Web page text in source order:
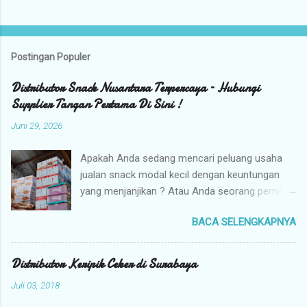
Postingan Populer
Distributor Snack Nusantara Terpercaya – Hubungi
Supplier Tangan Pertama Di Sini !
Juni 29, 2026
Apakah Anda sedang mencari peluang usaha
jualan snack modal kecil dengan keuntungan
yang menjanjikan ? Atau Anda seorang pemilik
tangan pertama dengan harga grosir camilan
kiloan termurah ? Camilan Nusantara hadir
sebagai jawaban atas kebutuhan bisnis Anda !
Kami adalah distributor snack nusantara
BACA SELENGKAPNYA
Distributor Keripik Ceker di Surabaya
Juli 03, 2018